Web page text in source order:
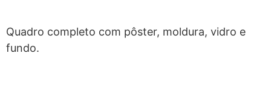
Quadro completo com pôster, moldura, vidro e
fundo.